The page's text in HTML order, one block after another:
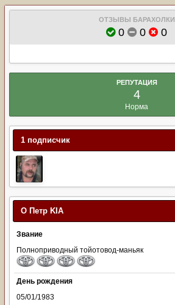
ОТЗЫВЫ БАРАХОЛКИ
0 0 0
РЕПУТАЦИЯ
4
Норма
1 подписчик
О Петр KIA
Звание
Полноприводный тойотовод-маньяк
День рождения
05/01/1983